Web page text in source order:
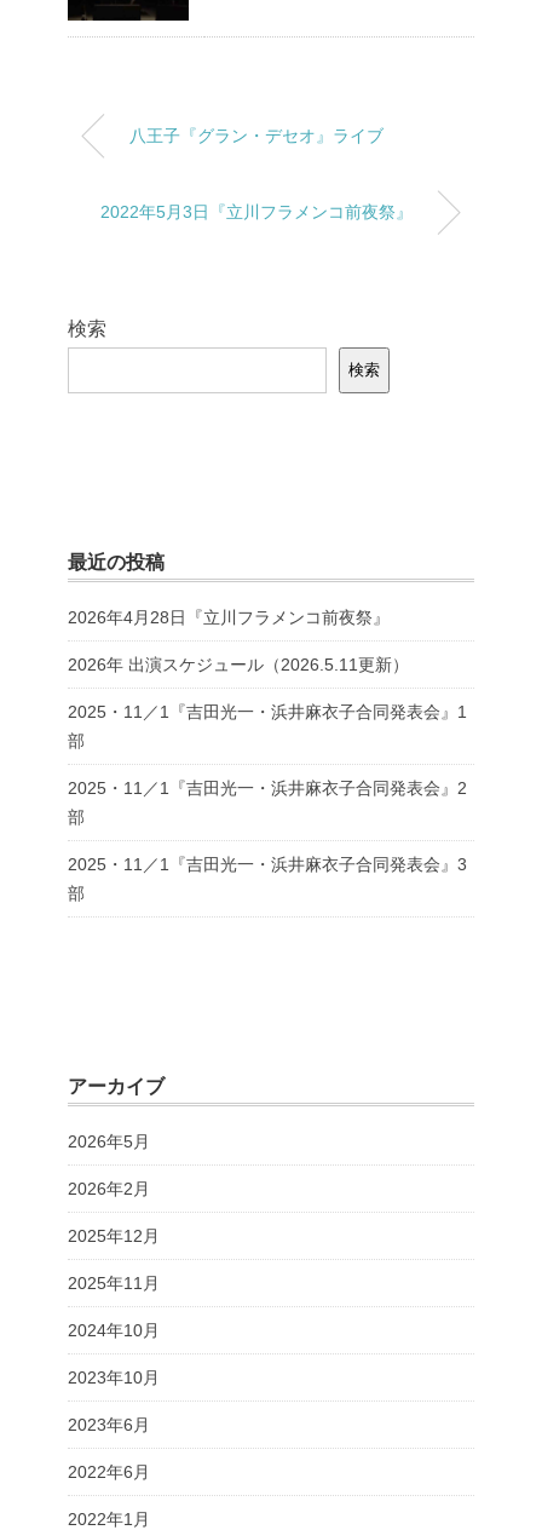
八王子『グラン・デセオ』ライブ
2022年5月3日『立川フラメンコ前夜祭』
検索
検索
最近の投稿
2026年4月28日『立川フラメンコ前夜祭』
2026年 出演スケジュール（2026.5.11更新）
2025・11／1『吉田光一・浜井麻衣子合同発表会』1
部
2025・11／1『吉田光一・浜井麻衣子合同発表会』2
部
2025・11／1『吉田光一・浜井麻衣子合同発表会』3
部
アーカイブ
2026年5月
2026年2月
2025年12月
2025年11月
2024年10月
2023年10月
2023年6月
2022年6月
2022年1月